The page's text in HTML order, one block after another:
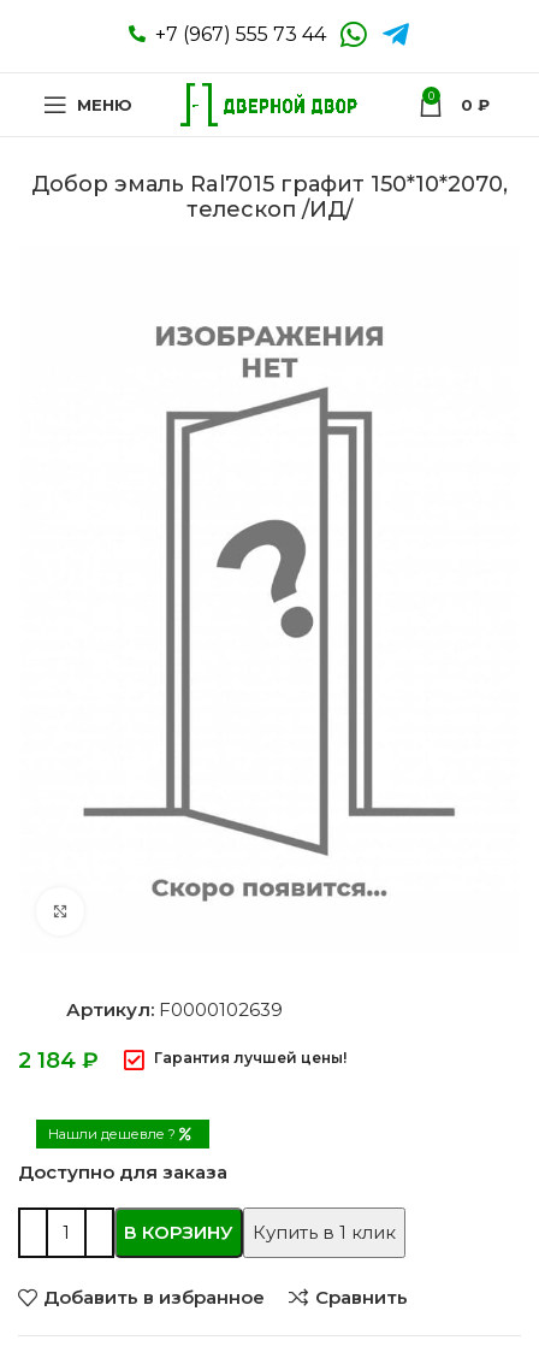
+7 (967) 555 73 44
МЕНЮ 0 0 ₽
Добор эмаль Ral7015 графит 150*10*2070,
телескоп /ИД/
Артикул: F0000102639
₽ Гарантия лучшей цены!
Нашли дешевле ?
Доступно для заказа
В КОРЗИНУ Купить в 1 клик
Добавить в избранное Сравнить